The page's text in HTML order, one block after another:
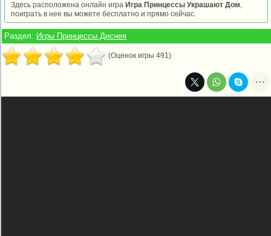
Здесь расположена онлайн игра Игра Принцессы Украшают Дом,
поиграть в нее вы можете бесплатно и прямо сейчас.
Раздел: Игры Принцессы Диснея
(Оценок игры 491)